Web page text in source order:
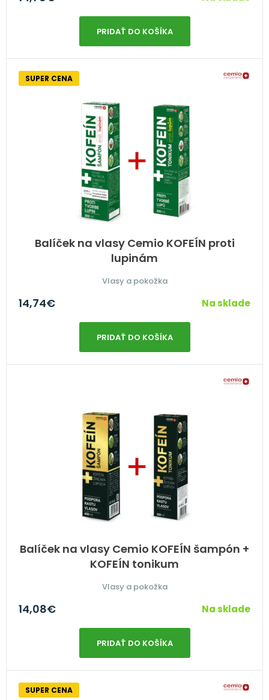
PRIDAŤ DO KOŠÍKA
Balíček na vlasy Cemio KOFEÍN proti
lupinám
SUPER CENA
Vlasy a pokožka
14,74€ Na sklade
PRIDAŤ DO KOŠÍKA
Balíček na vlasy Cemio KOFEÍN šampón +
KOFEÍN tonikum
Vlasy a pokožka
14,08€ Na sklade
PRIDAŤ DO KOŠÍKA
SUPER CENA